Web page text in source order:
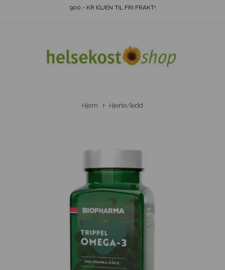
900,- KR IGJEN TIL FRI FRAKT!
Hjem Hjerte/ledd